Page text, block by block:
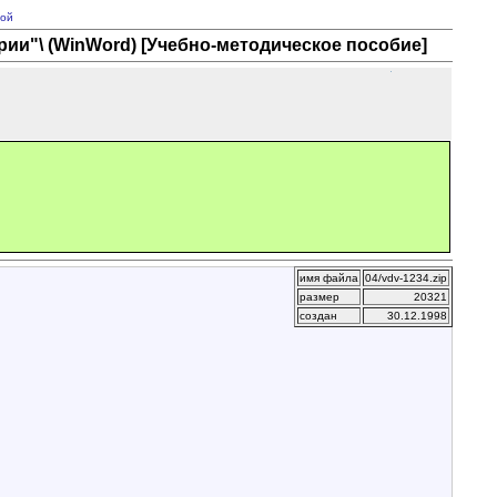
(WinWord) [Учебно-методическое пособие]
имя файла
04/vdv-1234.zip
размер
20321
создан
30.12.1998